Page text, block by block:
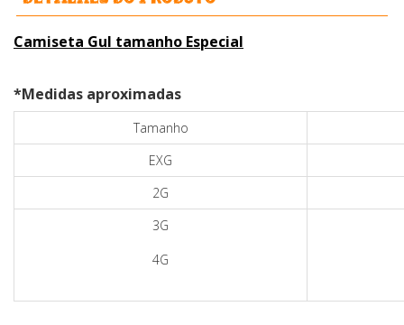
Camiseta Gul tamanho Especial
*Medidas aproximadas
Tamanho
EXG
2G
3G
4G